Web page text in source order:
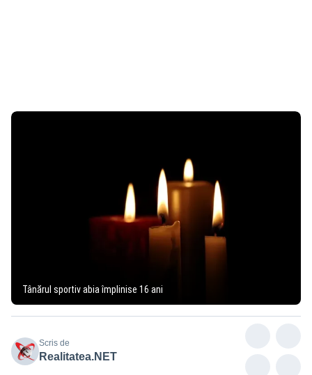
Tânărul sportiv abia împlinise 16 ani
Scris de
Realitatea.NET